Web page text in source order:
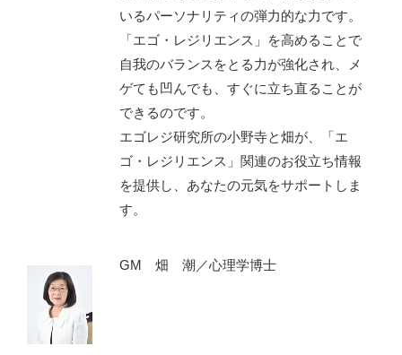
いるパーソナリティの弾力的な力です。
「エゴ・レジリエンス」を高めることで
自我のバランスをとる力が強化され、メ
ゲても凹んでも、すぐに立ち直ることが
できるのです。
エゴレジ研究所の小野寺と畑が、「エ
ゴ・レジリエンス」関連のお役立ち情報
を提供し、あなたの元気をサポートしま
す。
GM 畑 潮／心理学博士